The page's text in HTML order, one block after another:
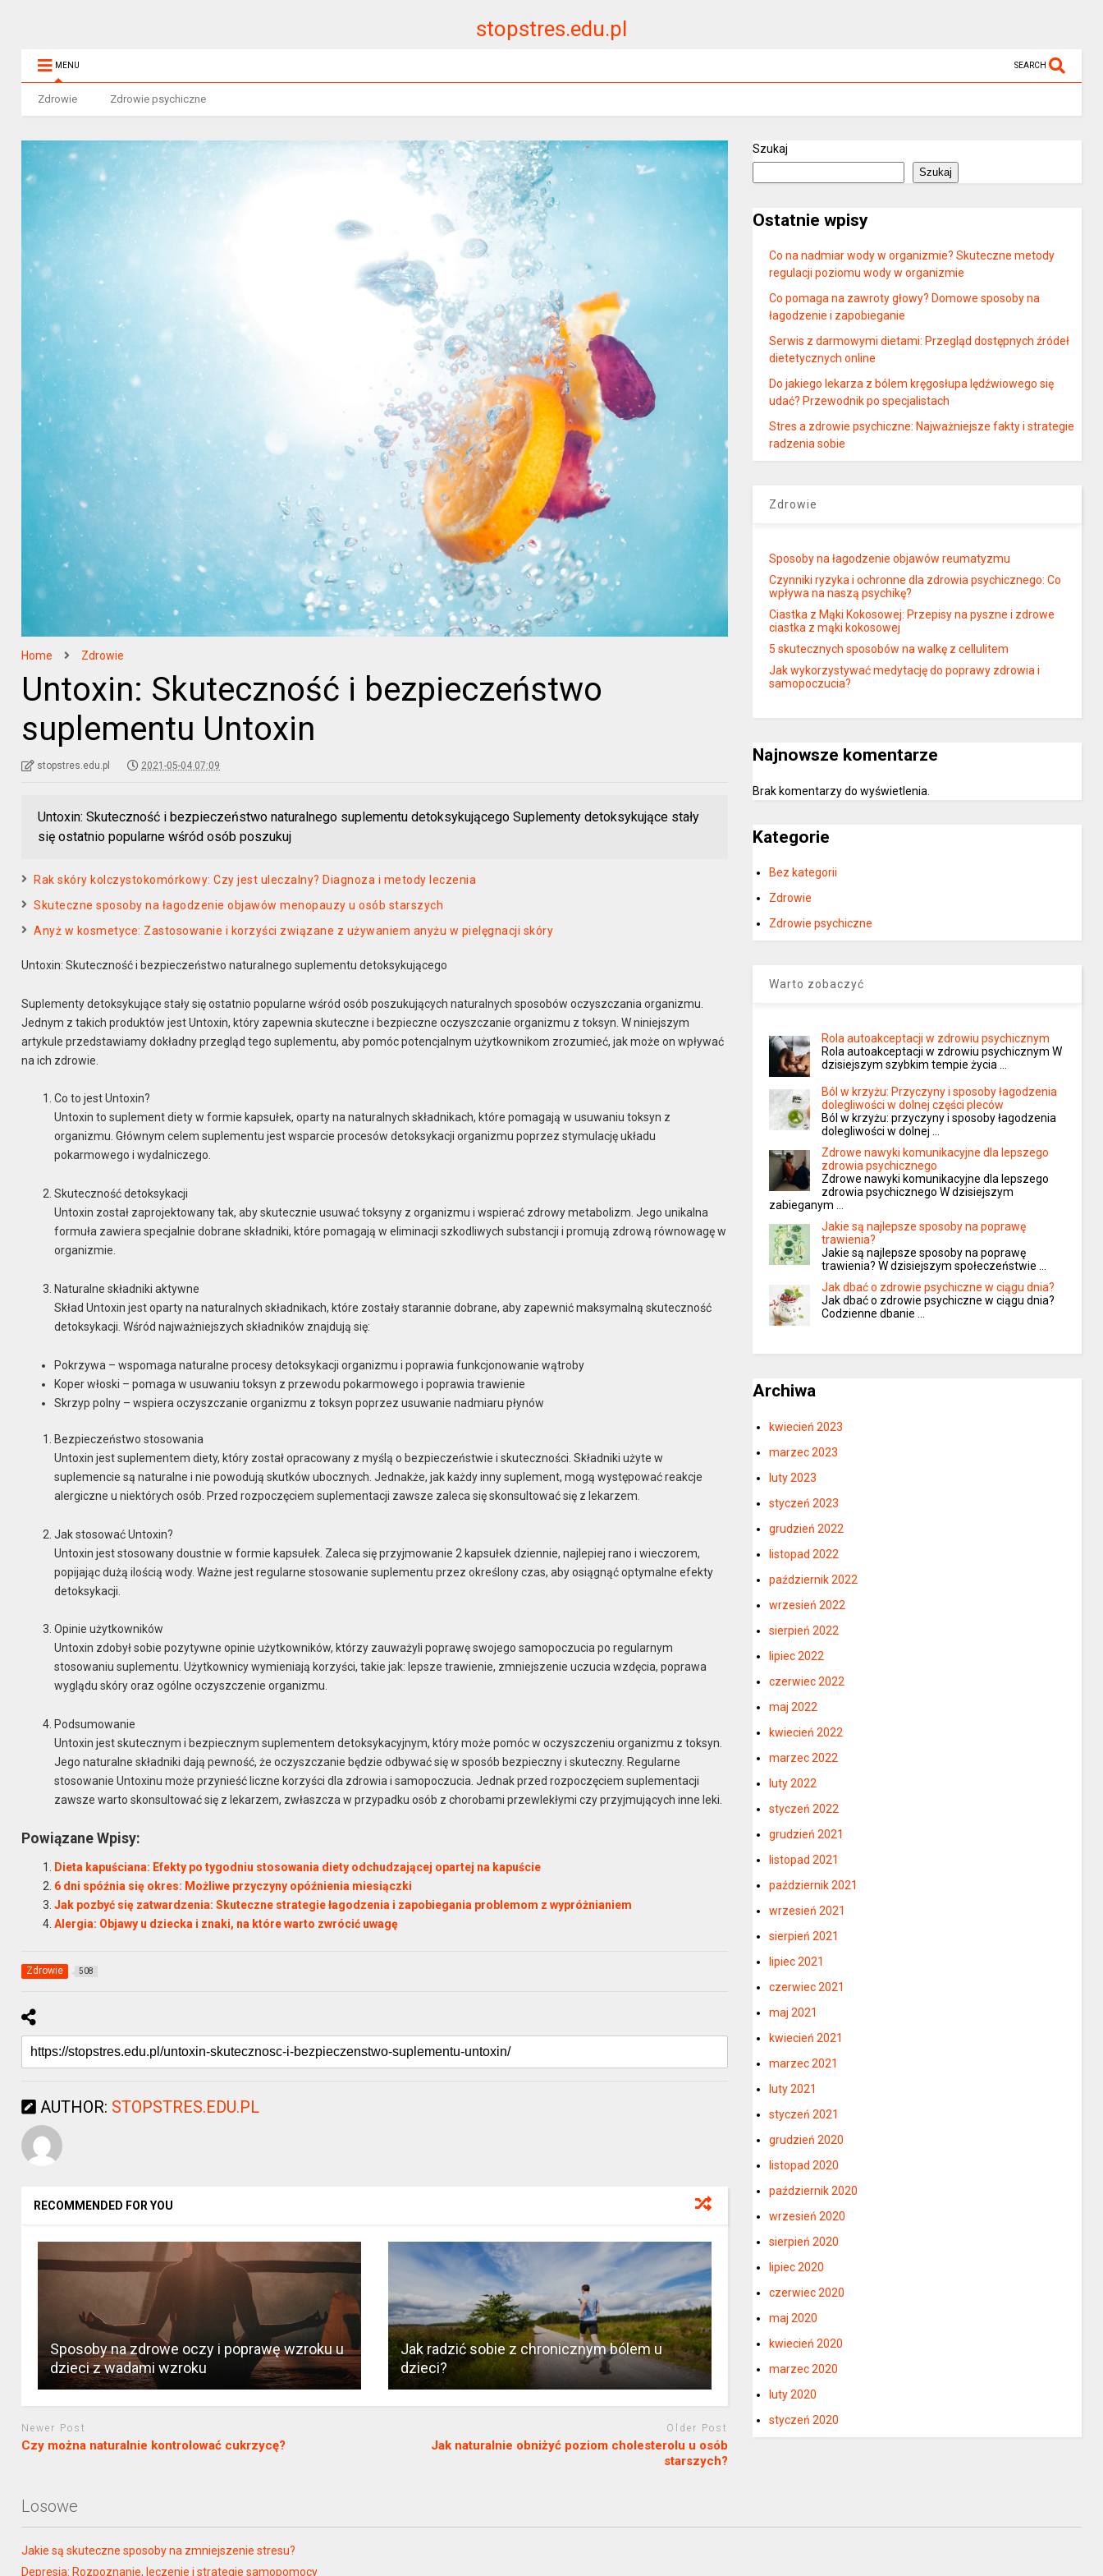
stopstres.edu.pl
MENU SEARCH
Zdrowie Zdrowie psychiczne
Home Zdrowie
Untoxin: Skuteczność i bezpieczeństwo
suplementu Untoxin
stopstres.edu.pl 2021-05-04 07:09
Untoxin: Skuteczność i bezpieczeństwo naturalnego suplementu detoksykującego Suplementy detoksykujące stały
się ostatnio popularne wśród osób poszukuj
Rak skóry kolczystokomórkowy: Czy jest uleczalny? Diagnoza i metody leczenia
Skuteczne sposoby na łagodzenie objawów menopauzy u osób starszych
Anyż w kosmetyce: Zastosowanie i korzyści związane z używaniem anyżu w pielęgnacji skóry
Untoxin: Skuteczność i bezpieczeństwo naturalnego suplementu detoksykującego
Suplementy detoksykujące stały się ostatnio popularne wśród osób poszukujących naturalnych sposobów oczyszczania organizmu.
Jednym z takich produktów jest Untoxin, który zapewnia skuteczne i bezpieczne oczyszczanie organizmu z toksyn. W niniejszym
artykule przedstawiamy dokładny przegląd tego suplementu, aby pomóc potencjalnym użytkownikom zrozumieć, jak może on wpływać
na ich zdrowie.
Co to jest Untoxin?
Untoxin to suplement diety w formie kapsułek, oparty na naturalnych składnikach, które pomagają w usuwaniu toksyn z
organizmu. Głównym celem suplementu jest wsparcie procesów detoksykacji organizmu poprzez stymulację układu
pokarmowego i wydalniczego.
Skuteczność detoksykacji
Untoxin został zaprojektowany tak, aby skutecznie usuwać toksyny z organizmu i wspierać zdrowy metabolizm. Jego unikalna
formuła zawiera specjalnie dobrane składniki, które pomagają w eliminacji szkodliwych substancji i promują zdrową równowagę w
organizmie.
Naturalne składniki aktywne
Skład Untoxin jest oparty na naturalnych składnikach, które zostały starannie dobrane, aby zapewnić maksymalną skuteczność
detoksykacji. Wśród najważniejszych składników znajdują się:
Pokrzywa – wspomaga naturalne procesy detoksykacji organizmu i poprawia funkcjonowanie wątroby
Koper włoski – pomaga w usuwaniu toksyn z przewodu pokarmowego i poprawia trawienie
Skrzyp polny – wspiera oczyszczanie organizmu z toksyn poprzez usuwanie nadmiaru płynów
Bezpieczeństwo stosowania
Untoxin jest suplementem diety, który został opracowany z myślą o bezpieczeństwie i skuteczności. Składniki użyte w
suplemencie są naturalne i nie powodują skutków ubocznych. Jednakże, jak każdy inny suplement, mogą występować reakcje
alergiczne u niektórych osób. Przed rozpoczęciem suplementacji zawsze zaleca się skonsultować się z lekarzem.
Jak stosować Untoxin?
Untoxin jest stosowany doustnie w formie kapsułek. Zaleca się przyjmowanie 2 kapsułek dziennie, najlepiej rano i wieczorem,
popijając dużą ilością wody. Ważne jest regularne stosowanie suplementu przez określony czas, aby osiągnąć optymalne efekty
detoksykacji.
Opinie użytkowników
Untoxin zdobył sobie pozytywne opinie użytkowników, którzy zauważyli poprawę swojego samopoczucia po regularnym
stosowaniu suplementu. Użytkownicy wymieniają korzyści, takie jak: lepsze trawienie, zmniejszenie uczucia wzdęcia, poprawa
wyglądu skóry oraz ogólne oczyszczenie organizmu.
Podsumowanie
Untoxin jest skutecznym i bezpiecznym suplementem detoksykacyjnym, który może pomóc w oczyszczeniu organizmu z toksyn.
Jego naturalne składniki dają pewność, że oczyszczanie będzie odbywać się w sposób bezpieczny i skuteczny. Regularne
stosowanie Untoxinu może przynieść liczne korzyści dla zdrowia i samopoczucia. Jednak przed rozpoczęciem suplementacji
zawsze warto skonsultować się z lekarzem, zwłaszcza w przypadku osób z chorobami przewlekłymi czy przyjmujących inne leki.
Powiązane Wpisy:
Dieta kapuściana: Efekty po tygodniu stosowania diety odchudzającej opartej na kapuście
6 dni spóźnia się okres: Możliwe przyczyny opóźnienia miesiączki
Jak pozbyć się zatwardzenia: Skuteczne strategie łagodzenia i zapobiegania problemom z wypróżnianiem
Alergia: Objawy u dziecka i znaki, na które warto zwrócić uwagę
Zdrowie 508
AUTHOR: STOPSTRES.EDU.PL
RECOMMENDED FOR YOU
Sposoby na zdrowe oczy i poprawę wzroku u
dzieci z wadami wzroku
Jak radzić sobie z chronicznym bólem u
dzieci?
Newer Post
Czy można naturalnie kontrolować cukrzycę?
Older Post
Jak naturalnie obniżyć poziom cholesterolu u osób
starszych?
Szukaj
Szukaj
Ostatnie wpisy
Co na nadmiar wody w organizmie? Skuteczne metody
regulacji poziomu wody w organizmie
Co pomaga na zawroty głowy? Domowe sposoby na
łagodzenie i zapobieganie
Serwis z darmowymi dietami: Przegląd dostępnych źródeł
dietetycznych online
Do jakiego lekarza z bólem kręgosłupa lędźwiowego się
udać? Przewodnik po specjalistach
Stres a zdrowie psychiczne: Najważniejsze fakty i strategie
radzenia sobie
Zdrowie
Sposoby na łagodzenie objawów reumatyzmu
Czynniki ryzyka i ochronne dla zdrowia psychicznego: Co
wpływa na naszą psychikę?
Ciastka z Mąki Kokosowej: Przepisy na pyszne i zdrowe
ciastka z mąki kokosowej
5 skutecznych sposobów na walkę z cellulitem
Jak wykorzystywać medytację do poprawy zdrowia i
samopoczucia?
Najnowsze komentarze
Brak komentarzy do wyświetlenia.
Kategorie
Bez kategorii
Zdrowie
Zdrowie psychiczne
Warto zobaczyć
Rola autoakceptacji w zdrowiu psychicznym
Rola autoakceptacji w zdrowiu psychicznym W
dzisiejszym szybkim tempie życia …
Ból w krzyżu: Przyczyny i sposoby łagodzenia
dolegliwości w dolnej części pleców
Ból w krzyżu: przyczyny i sposoby łagodzenia
dolegliwości w dolnej …
Zdrowe nawyki komunikacyjne dla lepszego
zdrowia psychicznego
Zdrowe nawyki komunikacyjne dla lepszego
zdrowia psychicznego W dzisiejszym
zabieganym …
Jakie są najlepsze sposoby na poprawę
trawienia?
Jakie są najlepsze sposoby na poprawę
trawienia? W dzisiejszym społeczeństwie …
Jak dbać o zdrowie psychiczne w ciągu dnia?
Jak dbać o zdrowie psychiczne w ciągu dnia?
Codzienne dbanie …
Archiwa
kwiecień 2023
marzec 2023
luty 2023
styczeń 2023
grudzień 2022
listopad 2022
październik 2022
wrzesień 2022
sierpień 2022
lipiec 2022
czerwiec 2022
maj 2022
kwiecień 2022
marzec 2022
luty 2022
styczeń 2022
grudzień 2021
listopad 2021
październik 2021
wrzesień 2021
sierpień 2021
lipiec 2021
czerwiec 2021
maj 2021
kwiecień 2021
marzec 2021
luty 2021
styczeń 2021
grudzień 2020
listopad 2020
październik 2020
wrzesień 2020
sierpień 2020
lipiec 2020
czerwiec 2020
maj 2020
kwiecień 2020
marzec 2020
luty 2020
styczeń 2020
Losowe
Jakie są skuteczne sposoby na zmniejszenie stresu?
Depresja: Rozpoznanie, leczenie i strategie samopomocy